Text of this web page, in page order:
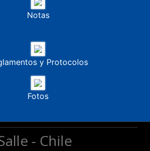
Notas
y Protocolos
Fotos
- Chile